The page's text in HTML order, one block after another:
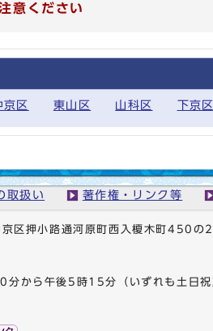
意ください
京区 東山区 山科区 下京区
取扱い 著作権・リンク等
区押小路通河原町西入榎木町450
から午後5時15分（いずれも土日